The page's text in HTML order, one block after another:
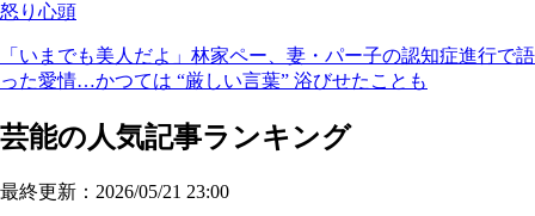
怒り心頭
「いまでも美人だよ」林家ペー、妻・パー子の認知症進行で語
った愛情…かつては “厳しい言葉” 浴びせたことも
芸能の人気記事ランキング
最終更新：2026/05/21 23:00